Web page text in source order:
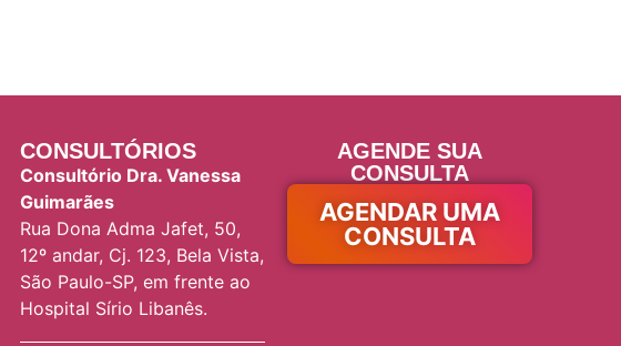
CONSULTÓRIOS
Consultório Dra. Vanessa
Guimarães
Rua Dona Adma Jafet, 50,
12º andar, Cj. 123, Bela Vista,
São Paulo-SP, em frente ao
Hospital Sírio Libanês.
AGENDE SUA
CONSULTA
AGENDAR UMA
CONSULTA